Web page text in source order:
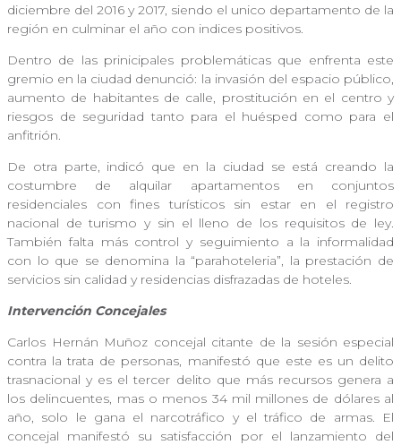
diciembre del 2016 y 2017, siendo el unico departamento de la
región en culminar el año con indices positivos.
Dentro de las prinicipales problemáticas que enfrenta este
gremio en la ciudad denunció: la invasión del espacio público,
aumento de habitantes de calle, prostitución en el centro y
riesgos de seguridad tanto para el huésped como para el
anfitrión.
De otra parte, indicó que en la ciudad se está creando la
costumbre de alquilar apartamentos en conjuntos
residenciales con fines turísticos sin estar en el registro
nacional de turismo y sin el lleno de los requisitos de ley.
También falta más control y seguimiento a la informalidad
con lo que se denomina la “parahoteleria”, la prestación de
servicios sin calidad y residencias disfrazadas de hoteles.
Intervención Concejales
Carlos Hernán Muñoz concejal citante de la sesión especial
contra la trata de personas, manifestó que este es un delito
trasnacional y es el tercer delito que más recursos genera a
los delincuentes, mas o menos 34 mil millones de dólares al
año, solo le gana el narcotráfico y el tráfico de armas. El
concejal manifestó su satisfacción por el lanzamiento del